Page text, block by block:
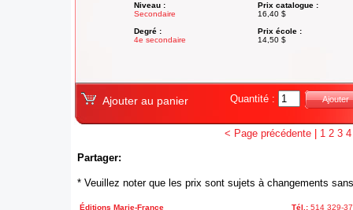
Niveau :
Secondaire
Degré :
4e secondaire
Prix catalogue :
16,40 $
Prix école :
14,50 $
Ajouter au panier Quantité : Ajouter
< Page précédente| 1 2 3 4
Partager:
* Veuillez noter que les prix sont sujets à changements
Éditions Marie-France Tél.: 514 329-